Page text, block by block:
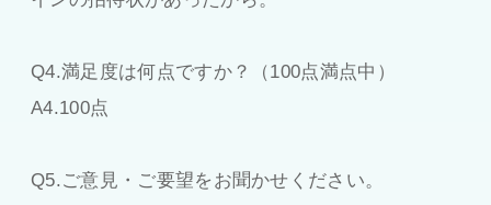
Q4.満足度は何点ですか？（100点満点中）
A4.100点
Q5.ご意見・ご要望をお聞かせください。